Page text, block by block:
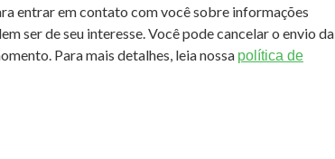
entrar em contato com você sobre informações
ser de seu interesse. Você pode cancelar o envio da
Para mais detalhes, leia nossa política de